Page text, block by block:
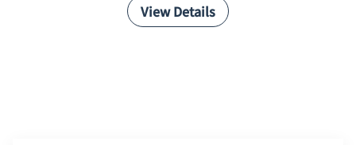
View Details